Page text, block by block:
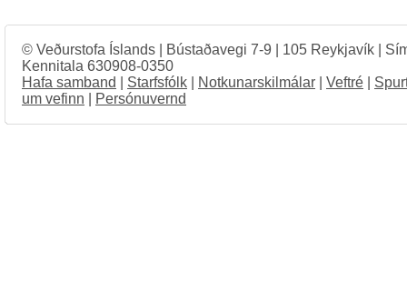
© Veðurstofa Íslands | Bústaðavegi 7-9 | 105 Reykjavík |
Kennitala 630908-0350
Hafa samband
Starfsfólk Notkunarskilmálar Veftré
um vefinn
Persónuvernd